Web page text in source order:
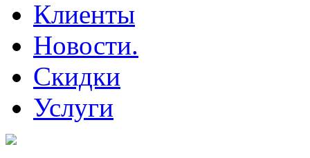
Клиенты
Новости.
Скидки
Услуги